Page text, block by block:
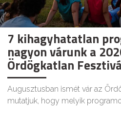
7 kihagyhatatlan
nagyon várunk a
Ördögkatlan
Augusztusban ismét vár az
mutatjuk, hogy melyik